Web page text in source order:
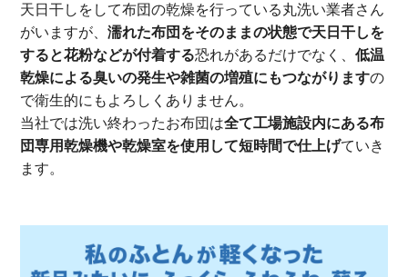
天日干しをして布団の乾燥を行っている丸洗い業者さん
がいますが、濡れた布団をそのままの状態で天日干しを
すると花粉などが付着する恐れがあるだけでなく、低温
乾燥による臭いの発生や雑菌の増殖にもつながりますの
で衛生的にもよろしくありません。
当社では洗い終わったお布団は全て工場施設内にある布
団専用乾燥機や乾燥室を使用して短時間で仕上げていき
ます。